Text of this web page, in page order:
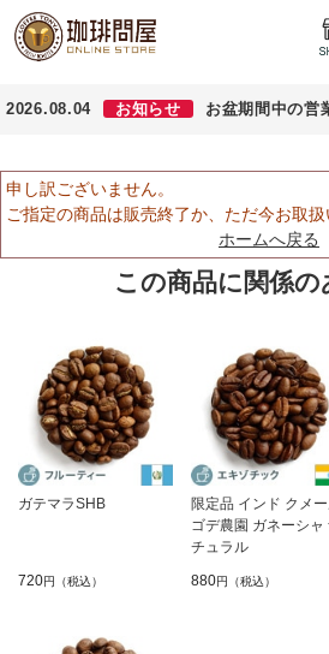
2026.08.04 お知らせ お盆期間中の営
申し訳ございません。
ご指定の商品は販売終了か、ただ今お取扱
ホームへ戻る
この商品に関係の
ガテマラSHB
720円（税込）
限定品 インド クメ
ゴデ農園 ガネーシャ
チュラル
880円（税込）